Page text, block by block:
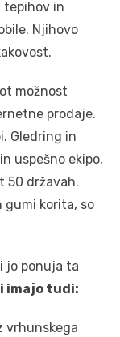
tepihov in
Njihovo
možnost
prodaje.
Gledring in
uspešno ekipo,
50 državah.
gumi korita, so
jo ponuja ta
imajo tudi:
vrhunskega